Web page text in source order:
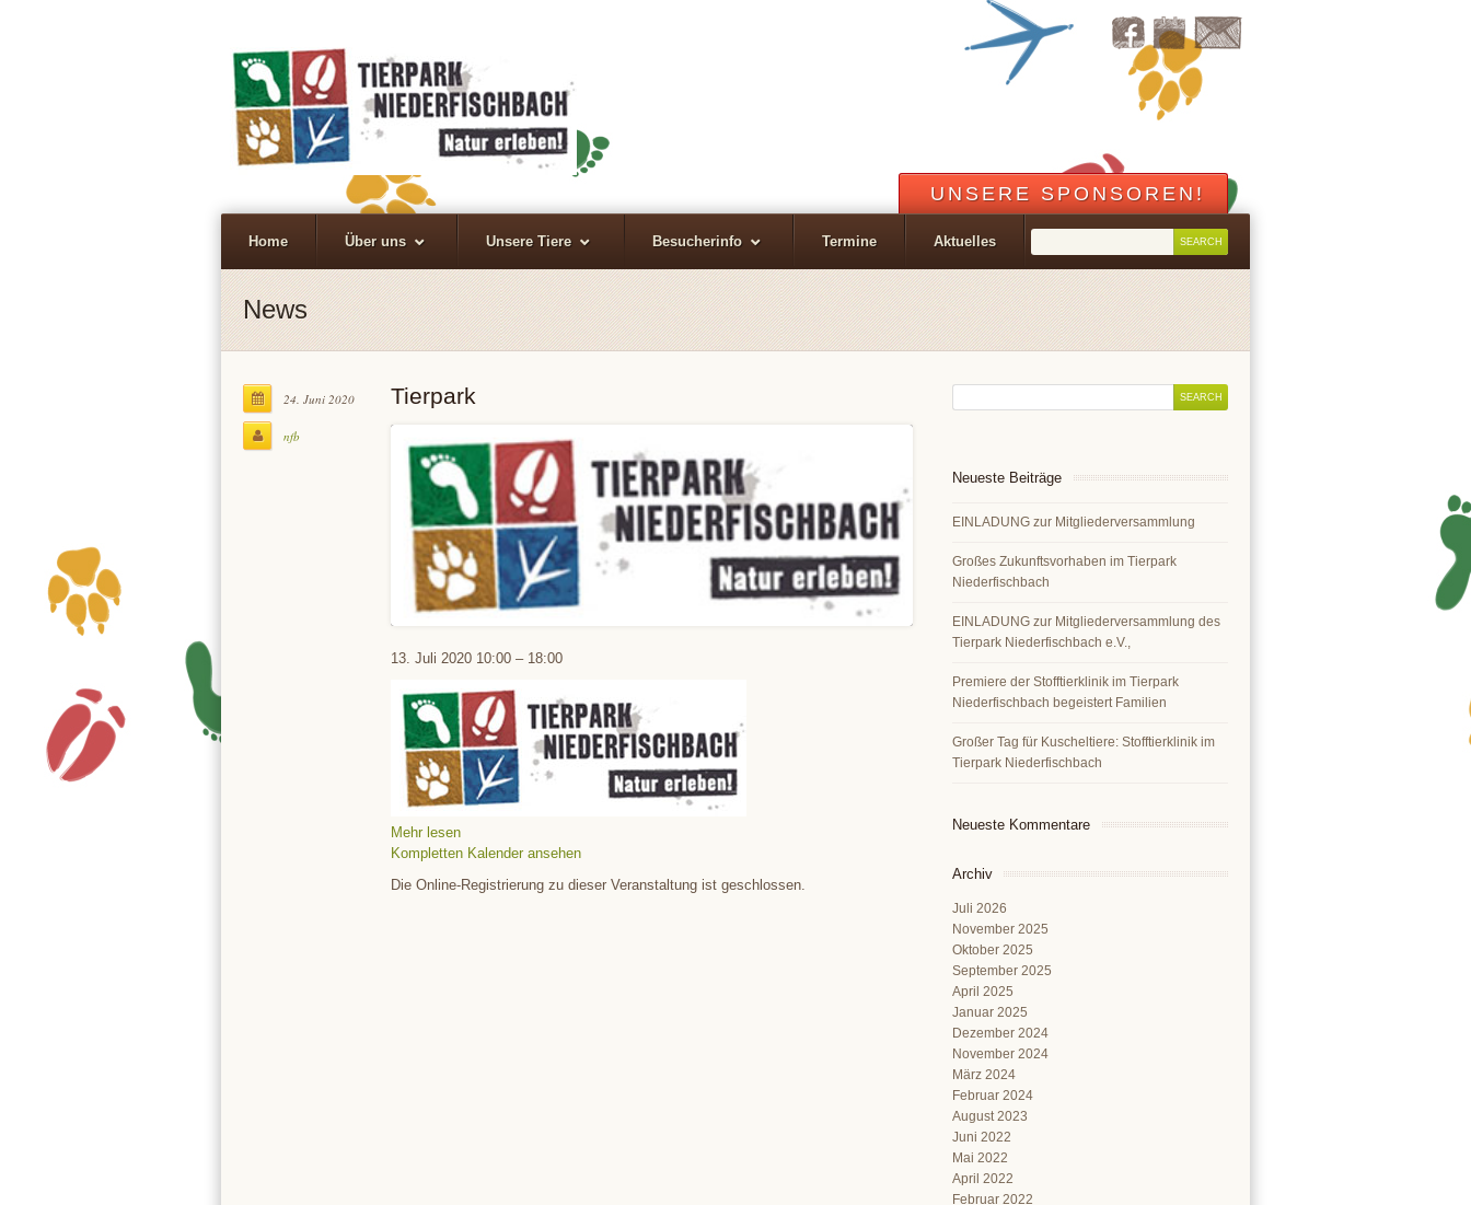
UNSERE SPONSOREN!
Home Über uns Unsere Tiere Besucherinfo Termine Aktuelles
News
24. Juni 2020
nfb
Tierpark
Tierpark
13. Juli 2020 10:00 – 18:00
Mehr lesen
Kompletten Kalender ansehen
Die Online-Registrierung zu dieser Veranstaltung ist geschlossen.
Neueste Beiträge
EINLADUNG zur Mitgliederversammlung
Großes Zukunftsvorhaben im Tierpark
Niederfischbach
EINLADUNG zur Mitgliederversammlung des
Tierpark Niederfischbach e.V.,
Premiere der Stofftierklinik im Tierpark
Niederfischbach begeistert Familien
Großer Tag für Kuscheltiere: Stofftierklinik im
Tierpark Niederfischbach
Neueste Kommentare
Archiv
Juli 2026
November 2025
Oktober 2025
September 2025
April 2025
Januar 2025
Dezember 2024
November 2024
März 2024
Februar 2024
August 2023
Juni 2022
Mai 2022
April 2022
Februar 2022